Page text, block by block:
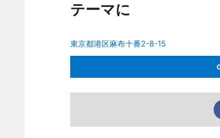
テーマに
東京都港区麻布十番2-8-15